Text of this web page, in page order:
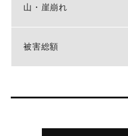
山・崖崩れ
被害総額